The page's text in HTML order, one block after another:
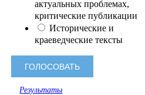
актуальных проблемах,
критические публикации
Исторические и
краеведческие тексты
Результаты